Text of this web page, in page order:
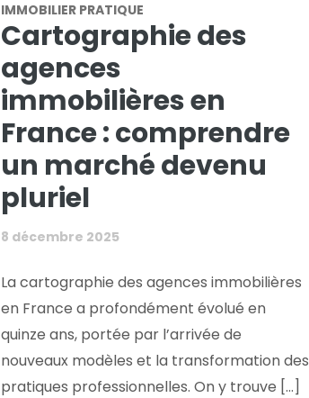
IMMOBILIER PRATIQUE
Cartographie des
agences
immobilières en
France : comprendre
un marché devenu
pluriel
8 décembre 2025
La cartographie des agences immobilières
en France a profondément évolué en
quinze ans, portée par l’arrivée de
nouveaux modèles et la transformation des
pratiques professionnelles. On y trouve [...]